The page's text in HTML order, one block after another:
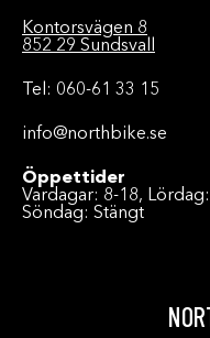
Kontorsvägen 8
852 29 Sundsvall
Tel: 060-61 33 15
info@northbike.se
Öppettider
Vardagar: 8-18,
Söndag: Stängt